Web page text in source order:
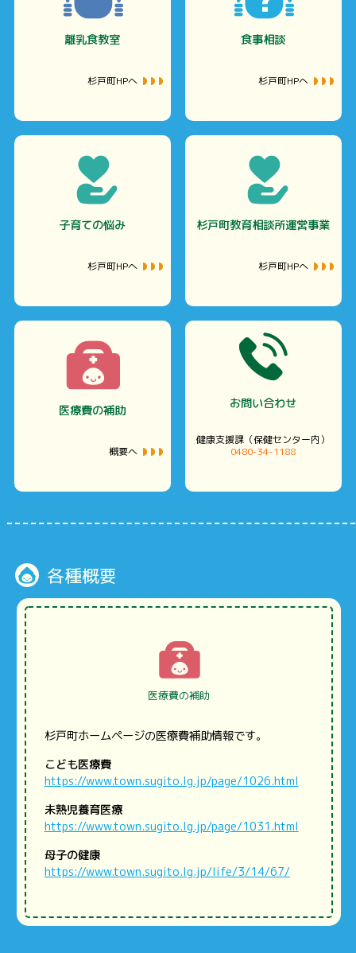
離乳食教室
杉戸町HPへ
食事相談
杉戸町HPへ
子育ての悩み
杉戸町HPへ
杉戸町教育相談所運営事業
杉戸町HPへ
医療費の補助
概要へ
お問い合わせ
健康支援課（保健センター内）
0480-34-1188
各種概要
医療費の補助
杉戸町ホームページの医療費補助情報です。
こども医療費
https://www.town.sugito.lg.jp/page/1026.html
未熟児養育医療
https://www.town.sugito.lg.jp/page/1031.html
母子の健康
https://www.town.sugito.lg.jp/life/3/14/67/